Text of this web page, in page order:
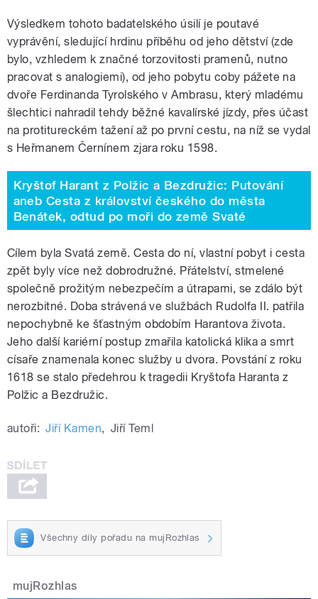
Výsledkem tohoto badatelského úsilí je poutavé
vyprávění, sledující hrdinu příběhu od jeho dětství (zde
bylo, vzhledem k značné torzovitosti pramenů, nutno
pracovat s analogiemi), od jeho pobytu coby pážete na
dvoře Ferdinanda Tyrolského v Ambrasu, který mladému
šlechtici nahradil tehdy běžné kavalírské jízdy, přes účast
na protitureckém tažení až po první cestu, na níž se vydal
s Heřmanem Černínem zjara roku 1598.
Kryštof Harant z Polžic a Bezdružic: Putování
aneb Cesta z království českého do města
Benátek, odtud po moři do země Svaté
Cílem byla Svatá země. Cesta do ní, vlastní pobyt i cesta
zpět byly více než dobrodružné. Přátelství, stmelené
společně prožitým nebezpečím a útrapami, se zdálo být
nerozbitné. Doba strávená ve službách Rudolfa II. patřila
nepochybně ke šťastným obdobím Harantova života.
Jeho další kariérní postup zmařila katolická klika a smrt
císaře znamenala konec služby u dvora. Povstání z roku
1618 se stalo předehrou k tragedii Kryštofa Haranta z
Polžic a Bezdružic.
autoři: Jiří Kamen, Jiří Teml
Všechny díly pořadu na mujRozhlas
mujRozhlas